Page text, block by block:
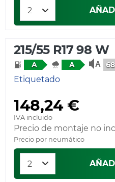
215/55 R17 98 W
A A
Etiquetado
148,24 €
IVA incluido
Precio de montaje no
Precio por neumático